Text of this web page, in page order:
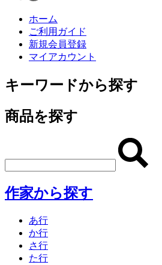
ホーム
ご利用ガイド
新規会員登録
マイアカウント
キーワードから探す
商品を探す
作家から探す
あ行
か行
さ行
た行